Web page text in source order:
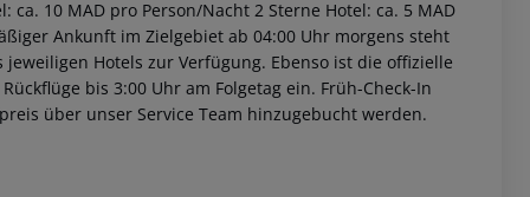
ca. 10 MAD pro Person/Nacht 2 Sterne Hotel: ca. 5 MAD
Ankunft im Zielgebiet ab 04:00 Uhr morgens steht
Hotels zur Verfügung. Ebenso ist die offizielle
bis 3:00 Uhr am Folgetag ein. Früh-Check-In
über unser Service Team hinzugebucht werden.